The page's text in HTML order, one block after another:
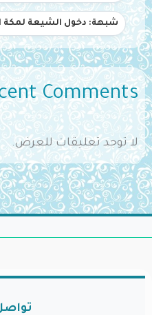
شبهة: دخول الشيعة لمكة
Comments
لا توجد تعليقات للعرض.